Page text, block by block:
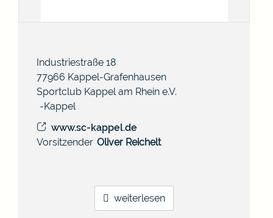
Sportclub Kappel am Rhein e.V.
Kappel
Industriestraße 18
77966 Kappel-Grafenhausen
www.sc-kappel.de
Vorsitzender Oliver Reichelt
weiterlesen